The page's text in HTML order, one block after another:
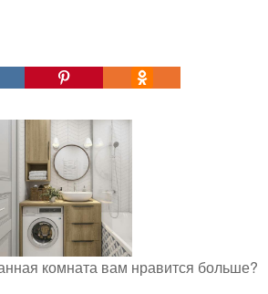
комната вам нравится больше?